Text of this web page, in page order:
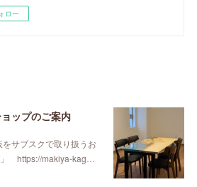
ロー
ップのご案内
サブスクで取り扱うお
https://makiya-kag…